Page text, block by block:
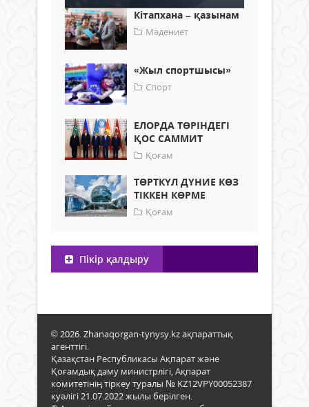
Кітапхана – қазынам
Мәдениет
«Жыл спортшысы»
Спорт
ЕЛОРДА ТӨРІНДЕГІ
ҚОС САММИТ
Қоғам
ТӨРТКҮЛ ДҮНИЕ КӨЗ
ТІККЕН КӨРМЕ
Қоғам
Пікір қалдыру
© 2026. Zhanaqorgan-tynysy.kz ақпараттық
агенттігі.
Қазақстан Республикасы Ақпарат және
Қоғамдық даму министрлігі, Ақпарат
комитетінің тіркеу туралы № KZ12VPY00052387
куәлігі 21.07.2022 жылы берілген.